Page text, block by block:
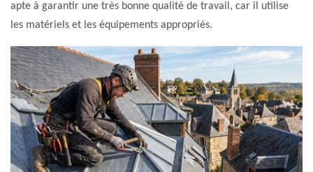
apte à garantir une très bonne qualité de travail, car il utilise
les matériels et les équipements appropriés.